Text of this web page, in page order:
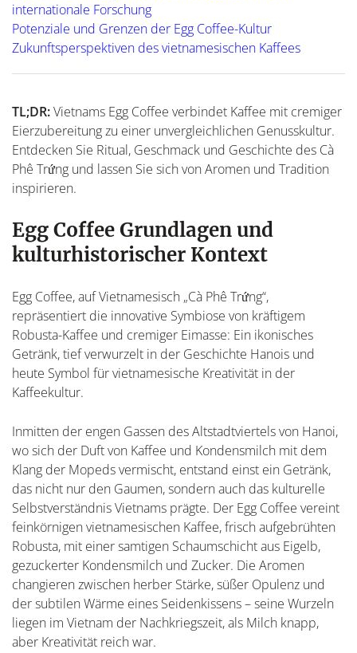
internationale Forschung
Potenziale und Grenzen der Egg Coffee-Kultur
Zukunftsperspektiven des vietnamesischen Kaffees
TL;DR:Vietnams Egg Coffee verbindet Kaffee mit cremiger
Eierzubereitung zu einer unvergleichlichen Genusskultur.
Entdecken Sie Ritual, Geschmack und Geschichte des Cà
Phê Trứng und lassen Sie sich von Aromen und Tradition
inspirieren.
Egg Coffee Grundlagen und
kulturhistorischer Kontext
Egg Coffee, auf Vietnamesisch „Cà Phê Trứng“,
repräsentiert die innovative Symbiose von kräftigem
Robusta-Kaffee und cremiger Eimasse: Ein ikonisches
Getränk, tief verwurzelt in der Geschichte Hanois und
heute Symbol für vietnamesische Kreativität in der
Kaffeekultur.
Inmitten der engen Gassen des Altstadtviertels von Hanoi,
wo sich der Duft von Kaffee und Kondensmilch mit dem
Klang der Mopeds vermischt, entstand einst ein Getränk,
das nicht nur den Gaumen, sondern auch das kulturelle
Selbstverständnis Vietnams prägte. Der Egg Coffee vereint
feinkörnigen vietnamesischen Kaffee, frisch aufgebrühten
Robusta, mit einer samtigen Schaumschicht aus Eigelb,
gezuckerter Kondensmilch und Zucker. Die Aromen
changieren zwischen herber Stärke, süßer Opulenz und
der subtilen Wärme eines Seidenkissens – seine Wurzeln
liegen im Vietnam der Nachkriegszeit, als Milch knapp,
aber Kreativität reich war.